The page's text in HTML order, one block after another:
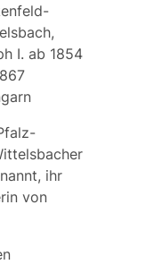
I. ab 1854
ihr
von